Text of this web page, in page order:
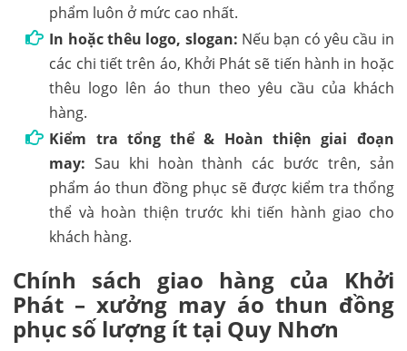
phẩm luôn ở mức cao nhất.
In hoặc thêu logo, slogan: Nếu bạn có yêu cầu in
các chi tiết trên áo, Khởi Phát sẽ tiến hành in hoặc
thêu logo lên áo thun theo yêu cầu của khách
hàng.
Kiểm tra tổng thể & Hoàn thiện giai đoạn
may: Sau khi hoàn thành các bước trên, sản
phẩm áo thun đồng phục sẽ được kiểm tra thổng
thể và hoàn thiện trước khi tiến hành giao cho
khách hàng.
Chính sách giao hàng của Khởi
Phát – xưởng may áo thun đồng
phục số lượng ít tại Quy Nhơn